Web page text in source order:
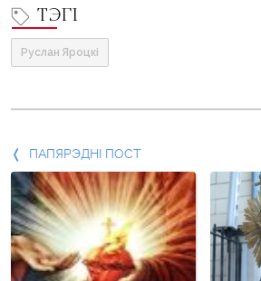
ТЭГІ
Руслан Яроцкі
Папярэдні
пост
і
наступны
пост
ПАПЯРЭДНІ ПОСТ